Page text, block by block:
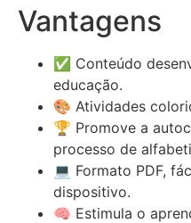
Vantagens
✅ Conteúdo
educação.
🎨 Atividades
🏆 Promove a
processo de
💻 Formato PDF,
dispositivo.
🧠 Estimula o